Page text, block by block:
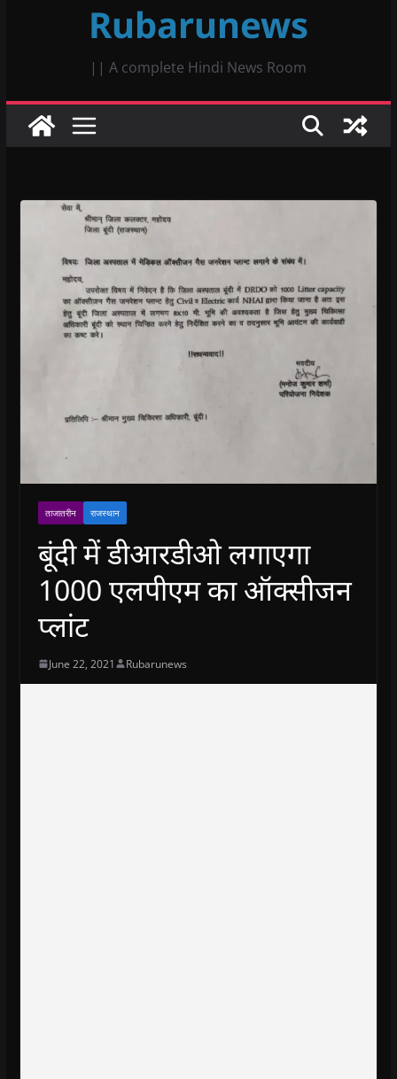
Rubarunews
|| A complete Hindi News Room
ताजातरीन राजस्थान
बूंदी में डीआरडीओ लगाएगा
1000 एलपीएम का ऑक्सीजन
प्लांट
June 22, 2021 Rubarunews